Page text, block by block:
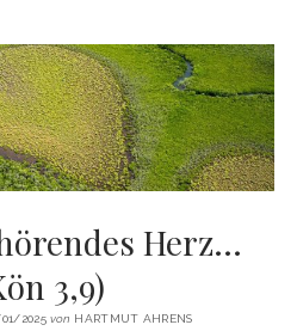
LITERATUR
LINKS
facebook
linkedin
Herz…
3,9)
01/2025von HARTMUT AHRENS